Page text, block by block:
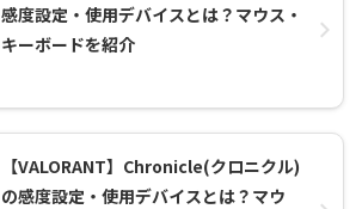
感度設定・使用デバイスとは？マウス・
キーボードを紹介
【VALORANT】Chronicle(クロニクル)
の感度設定・使用デバイスとは？マウ